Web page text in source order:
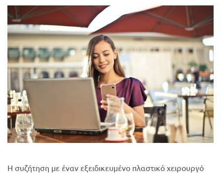
Η συζήτηση με έναν εξειδικευμένο πλαστικό χειρουργό